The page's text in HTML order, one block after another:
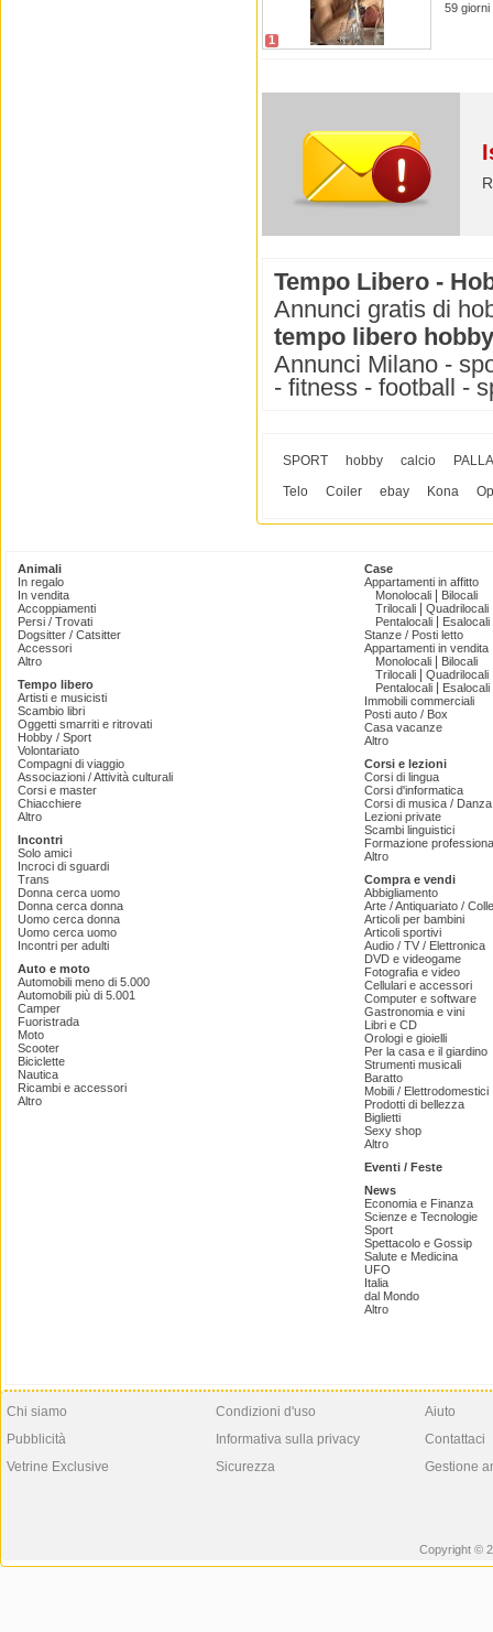
1
59 giorni
Tempo Libero -
Annunci gratis di
tempo libero
Annunci Milano -
- fitness - football -
SPORT hobby calcio
Telo
Coiler ebay Kona
Animali
In regalo
In vendita
Accoppiamenti
Persi / Trovati
Dogsitter / Catsitter
Accessori
Altro
Tempo libero
Artisti e musicisti
Scambio libri
Oggetti smarriti e ritrovati
Hobby / Sport
Volontariato
Compagni di viaggio
Associazioni / Attività culturali
Corsi e master
Chiacchiere
Altro
Incontri
Solo amici
Incroci di sguardi
Trans
Donna cerca uomo
Donna cerca donna
Uomo cerca donna
Uomo cerca uomo
Incontri per adulti
Auto e moto
Automobili meno di 5.000
Automobili più di 5.001
Camper
Fuoristrada
Moto
Scooter
Biciclette
Nautica
Ricambi e accessori
Altro
Case
Appartamenti in affitto
Monolocali
Bilocali
Trilocali
Quadrilocali
Pentalocali
Esalocali
Stanze / Posti letto
Appartamenti in vendita
Monolocali
Bilocali
Trilocali
Quadrilocali
Pentalocali
Esalocali
Immobili commerciali
Posti auto / Box
Casa vacanze
Altro
Corsi e lezioni
Corsi di lingua
Corsi d'informatica
Corsi di musica /
Lezioni private
Scambi linguistici
Formazione
Altro
Compra e vendi
Abbigliamento
Arte / Antiquariato /
Articoli per bambini
Articoli sportivi
Audio / TV / Elettronica
DVD e videogame
Fotografia e video
Cellulari e accessori
Computer e software
Gastronomia e vini
Libri e CD
Orologi e gioielli
Per la casa e il giardino
Strumenti musicali
Baratto
Mobili / Elettrodomestici
Prodotti di bellezza
Biglietti
Sexy shop
Altro
Eventi / Feste
News
Economia e Finanza
Scienze e Tecnologie
Sport
Spettacolo e Gossip
Salute e Medicina
UFO
Italia
dal Mondo
Altro
Chi siamo
Pubblicità
Vetrine Exclusive
Condizioni d'uso
Informativa sulla privacy
Sicurezza
Aiuto
Contattaci
Gestione
Copyright ©